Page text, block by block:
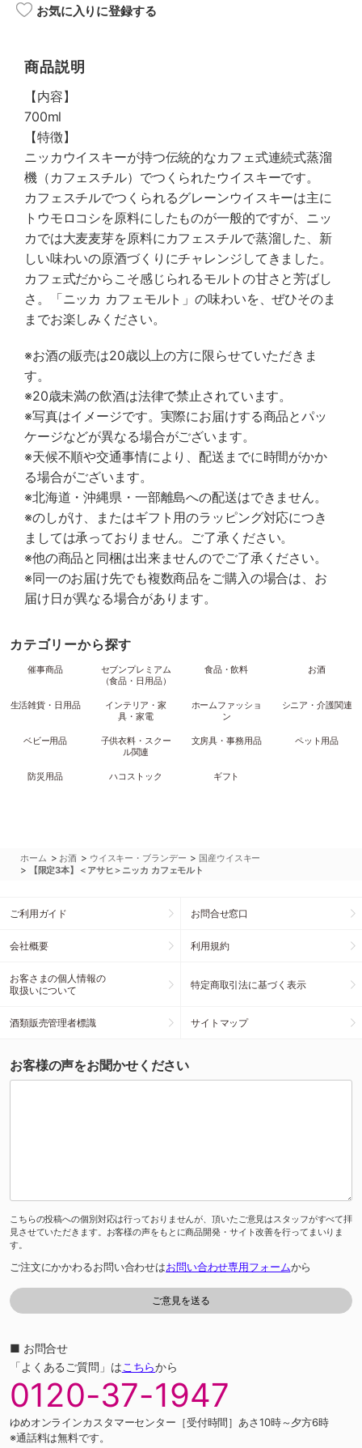
お気に入りに登録する
商品説明
【内容】
700ml
【特徴】
ニッカウイスキーが持つ伝統的なカフェ式連続式蒸溜
機（カフェスチル）でつくられたウイスキーです。
カフェスチルでつくられるグレーンウイスキーは主に
トウモロコシを原料にしたものが一般的ですが、ニッ
カでは大麦麦芽を原料にカフェスチルで蒸溜した、新
しい味わいの原酒づくりにチャレンジしてきました。
カフェ式だからこそ感じられるモルトの甘さと芳ばし
さ。「ニッカ カフェモルト」の味わいを、ぜひそのま
までお楽しみください。
※お酒の販売は20歳以上の方に限らせていただきま
す。
※20歳未満の飲酒は法律で禁止されています。
※写真はイメージです。実際にお届けする商品とパッ
ケージなどが異なる場合がございます。
※天候不順や交通事情により、配送までに時間がかか
る場合がございます。
※北海道・沖縄県・一部離島への配送はできません。
※のしがけ、またはギフト用のラッピング対応につき
ましては承っておりません。ご了承ください。
※他の商品と同梱は出来ませんのでご了承ください。
※同一のお届け先でも複数商品をご購入の場合は、お
届け日が異なる場合があります。
カテゴリーから探す
催事商品
セブンプレミアム
（食品・日用品）
食品・飲料 お酒
生活雑貨・日用品
インテリア・家
具・家電
ホームファッショ
ン
シニア・介護関連
ベビー用品
子供衣料・スクー
ル関連
文房具・事務用品 ペット用品
防災用品 ハコストック ギフト
ホーム > お酒 > ウイスキー・ブランデー > 国産ウイスキー
> 【限定3本】＜アサヒ＞ニッカ カフェモルト
ご利用ガイド お問合せ窓口
会社概要 利用規約
お客さまの個人情報の
取扱いについて
特定商取引法に基づく表示
酒類販売管理者標識 サイトマップ
お客様の声をお聞かせください
こちらの投稿への個別対応は行っておりませんが、頂いたご意見はスタッフがすべて拝
見させていただきます。お客様の声をもとに商品開発・サイト改善を行ってまいりま
す。
ご注文にかかわるお問い合わせはお問い合わせ専用フォームから
■ お問合せ
「よくあるご質問」はこちらから
0120-37-1947
ゆめオンラインカスタマーセンター［受付時間］あさ10時～夕方6時
※通話料は無料です。